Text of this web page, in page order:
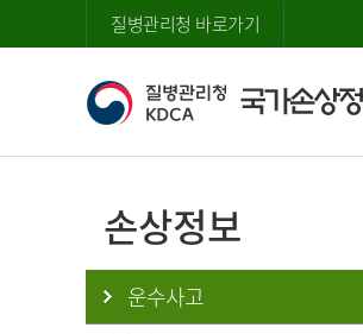
질병관리청 바로가기
손상정보
운수사고